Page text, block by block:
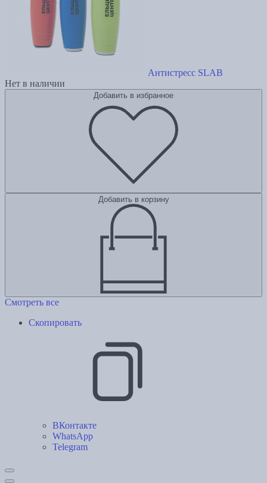
Антистресс SLAB
Нет в наличии
Добавить в избранное
Добавить в корзину
Смотреть все
Скопировать
ВКонтакте
WhatsApp
Telegram